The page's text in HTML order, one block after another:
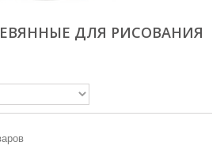
ДЛЯ РИСОВАНИЯ